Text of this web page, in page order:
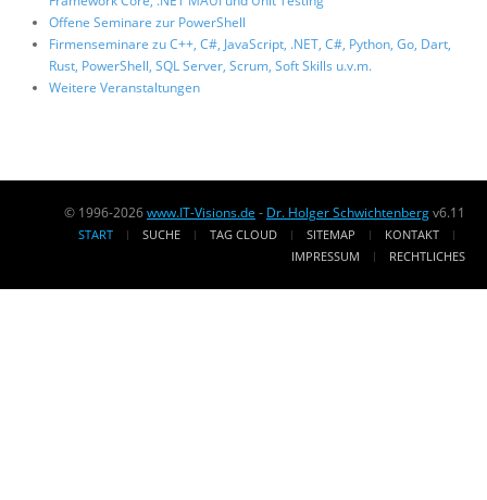
Offene Seminare zur PowerShell
Firmenseminare zu C++, C#, JavaScript, .NET, C#, Python, Go, Dart,
Rust, PowerShell, SQL Server, Scrum, Soft Skills u.v.m.
Weitere Veranstaltungen
© 1996-2026www.IT-Visions.de - Dr. Holger Schwichtenbergv6.11
START SUCHE TAG CLOUD SITEMAP
KONTAKT
IMPRESSUM
RECHTLICHES